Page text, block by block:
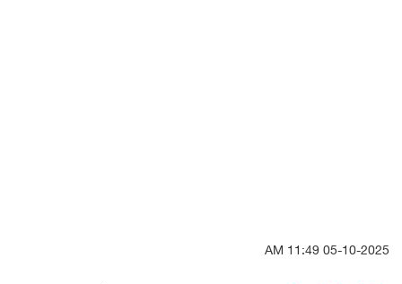
05-10-2025 11:49 AM